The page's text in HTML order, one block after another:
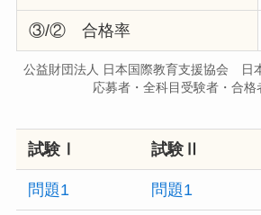
③/② 合格率
公益財団法人 日本国際教育支援協会 日
応募者・全科目受験者・合格
試験Ⅰ 試験Ⅱ
問題1 問題1